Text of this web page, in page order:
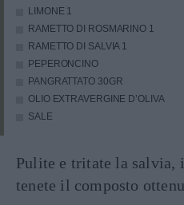
LIMONE 1
RAMETTO DI ROSMARINO 1
RAMETTO DI SALVIA 1
PEPERONCINO
PANGRATTATO 30GR
OLIO EXTRAVERGINE D’OLIVA
SALE
Pulite e tritate la salvia,
tenete il composto